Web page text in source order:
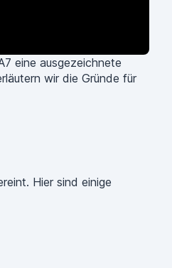
eine ausgezeichnete
wir die Gründe für
Hier sind einige